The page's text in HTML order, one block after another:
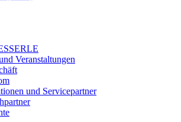
Veranstaltungen
und Servicepartner